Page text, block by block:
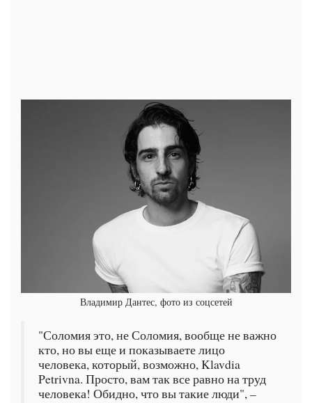
Владимир Дантес, фото из соцсетей
"Соломия это, не Соломия, вообще не важно
кто, но вы еще и показываете лицо
человека, который, возможно, Klavdia
Petrivna. Просто, вам так все равно на труд
человека! Обидно, что вы такие люди", –